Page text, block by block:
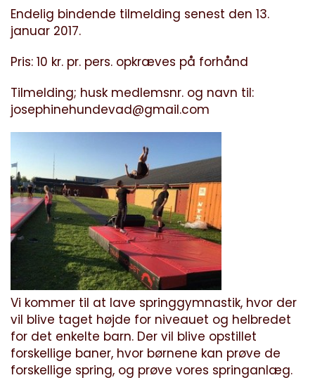
Endelig bindende tilmelding senest den 13.
januar 2017.
Pris: 10 kr. pr. pers. opkræves på forhånd
Tilmelding; husk medlemsnr. og navn til:
josephinehundevad@gmail.com
Vi kommer til at lave springgymnastik, hvor der
vil blive taget højde for niveauet og helbredet
for det enkelte barn. Der vil blive opstillet
forskellige baner, hvor børnene kan prøve de
forskellige spring, og prøve vores springanlæg.